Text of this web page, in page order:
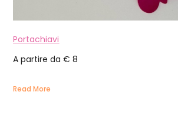
Portachiavi
A partire da € 8
Read More